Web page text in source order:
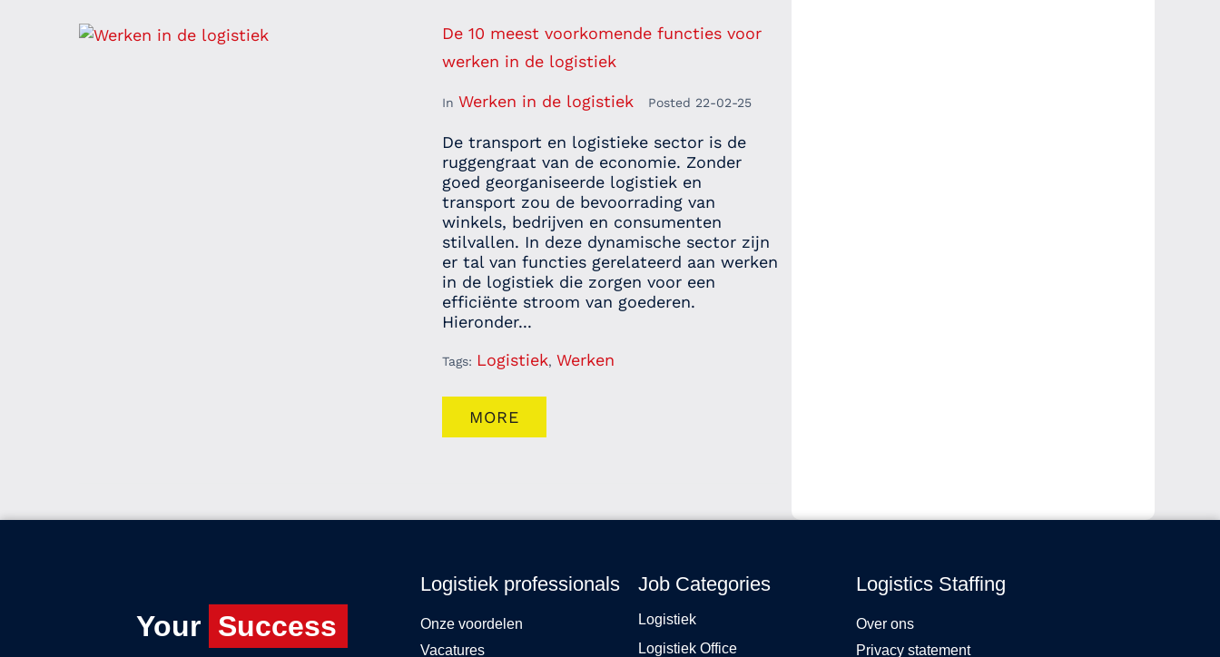
De 10 meest voorkomende functies voor
werken in de logistiek
In Werken in de logistiek Posted 22-02-25
De transport en logistieke sector is de
ruggengraat van de economie. Zonder
goed georganiseerde logistiek en
transport zou de bevoorrading van
winkels, bedrijven en consumenten
stilvallen. In deze dynamische sector zijn
er tal van functies gerelateerd aan werken
in de logistiek die zorgen voor een
efficiënte stroom van goederen.
Hieronder...
Tags: Logistiek, Werken
MORE
Your Success
Logistiek professionals
Onze voordelen
Vacatures
Job Categories
Logistiek
Logistiek Office
Logistics Staffing
Over ons
Privacy statement